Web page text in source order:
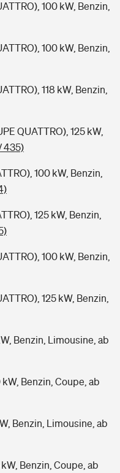
100 kW, Benzin,
100 kW, Benzin,
118 kW, Benzin,
QUATTRO), 125 kW,
435)
100 kW, Benzin,
125 kW, Benzin,
100 kW, Benzin,
125 kW, Benzin,
Benzin, Limousine, ab
Benzin, Coupe, ab
Benzin, Limousine, ab
Benzin, Coupe, ab